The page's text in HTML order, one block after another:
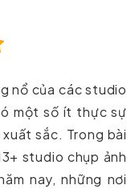
nổ của các studio
một số ít thực sự
sắc. Trong bài
studio chụp ảnh
nay, những nơi